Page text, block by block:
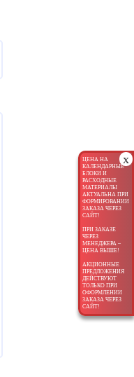
x
ЦЕНА НА
КАЛЕНДАРНЫЕ
БЛОКИ И
РАСХОДНЫЕ
МАТЕРИАЛЫ
АКТУАЛЬНА ПРИ
ФОРМИРОВАНИИ
ЗАКАЗА ЧЕРЕЗ
САЙТ!
ПРИ ЗАКАЗЕ
ЧЕРЕЗ
МЕНЕДЖЕРА –
ЦЕНА ВЫШЕ!
АКЦИОННЫЕ
ПРЕДЛОЖЕНИЯ
ДЕЙСТВУЮТ
ТОЛЬКО ПРИ
ОФОРМЛЕНИИ
ЗАКАЗА ЧЕРЕЗ
САЙТ!